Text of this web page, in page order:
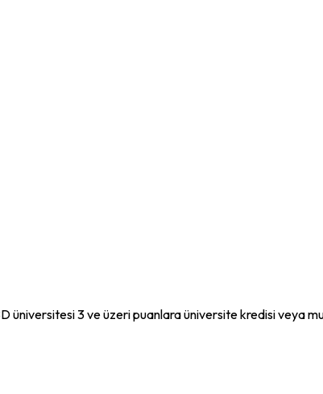
üniversitesi 3 ve üzeri puanlara üniversite kredisi